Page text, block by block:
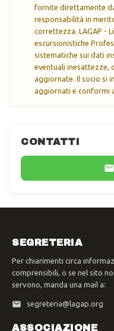
CONTATTI
fornite direttamente
responsabilità in
correttezza. LAGAP -
escursionistiche
sistematiche sui dati
eventuali inesattezze,
aggiornate. Il socio si
aggiornati e conformi
SEGRETERIA
Per chiarimenti circa
comprensibili, o se nel sito
servono, manda una mail a:
segreteria@lagap.org
ASSOCIAZIONE